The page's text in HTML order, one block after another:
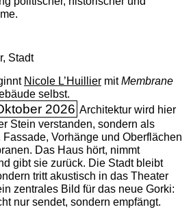
Stadt
Nicole L’Huilliermit ­Membrane
selbst.
2026 Architektur wird hier
Stein verstanden, sondern als
Fassade, Vorhänge und Oberflächen
Das Haus hört, nimmt
gibt sie zurück. Die Stadt bleibt
tritt akustisch in das Theater
zentrales Bild für das neue Gorki:
nur sendet, sondern empfängt.